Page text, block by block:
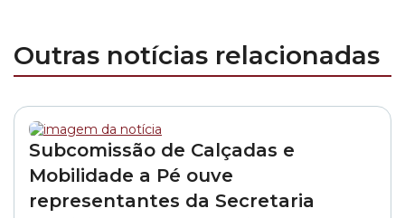
Outras notícias relacionadas
Subcomissão de Calçadas e
Mobilidade a Pé ouve
representantes da Secretaria